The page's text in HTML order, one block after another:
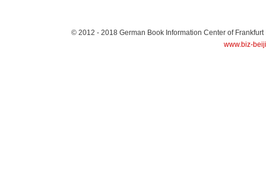
© 2012 - 2018 German Book Information Center of Frankfurt
www.biz-